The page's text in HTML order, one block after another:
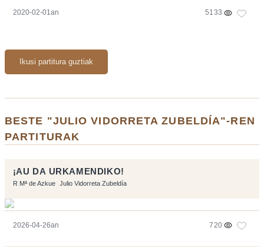
2020-02-01an 5133
Ikusi partitura guztiak
BESTE "JULIO VIDORRETA ZUBELDÍA"-REN
PARTITURAK
¡AU DA URKAMENDIKO!
R Mª de Azkue Julio Vidorreta Zubeldía
2026-04-26an 720